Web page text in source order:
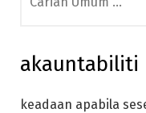
for:
akauntabiliti
keadaan apabila